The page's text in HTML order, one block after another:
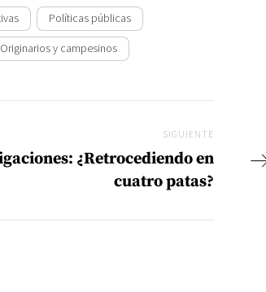
Políticas públicas
y campesinos
SIGUIENTE
¿Retrocediendo en
cuatro patas?